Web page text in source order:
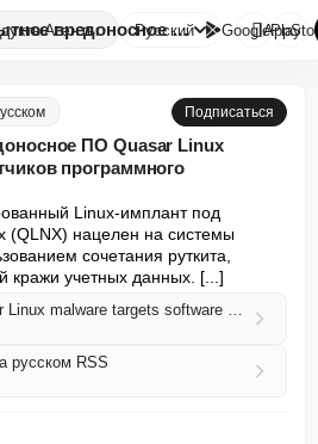
Агенты Новое скрытное вредоносное ПО ...
Русский GooglePlay

Подписаться
ПО Quasar Linux
программного
Linux-имплант под
(QLNX) нацелен на системы
сочетания руткита,
кражи учетных данных. [...]
New stealthy Quasar Linux malware targets software developers
русском RSS